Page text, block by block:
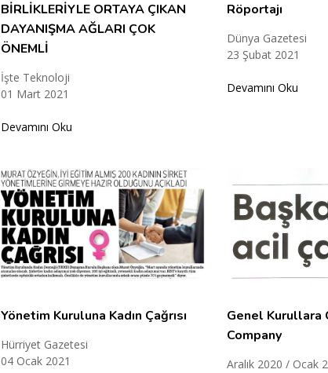
BİRLİKLERİYLE ORTAYA ÇIKAN
DAYANIŞMA AĞLARI ÇOK
ÖNEMLİ
İşte Teknoloji
01 Mart 2021
Devamını Oku
Röportajı
Dünya Gazetesi
23 Şubat 2021
Devamını Oku
Yönetim Kuruluna Kadın Çağrısı
Hürriyet Gazetesi
04 Ocak 2021
Genel Kurullara
Company
Aralık 2020 / Ocak